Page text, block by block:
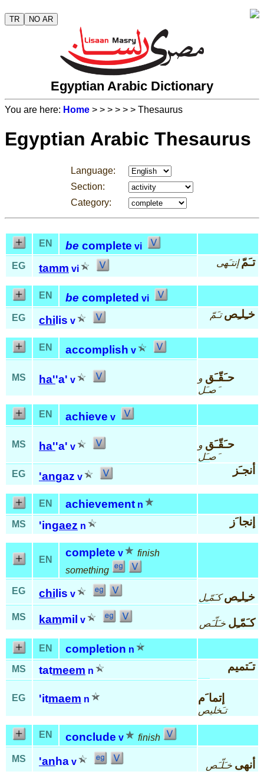
TR NO AR
Egyptian Arabic Dictionary
You are here: Home > > > > > > Thesaurus
Egyptian Arabic Thesaurus
Language:
Section:
Category:
EN be complete vi
EG
tamm vi
تـَمّ إنتـَهى
EN be completed vi
EG
chi lis v
خـِلـِص تـَمّ
EN accomplish v
MS ha''a' v حـَقّـَق و
َصـَل
EN achieve v
MS ha''a' v حـَقّـَق و
َصـَل
EG
'angaz v
أنجـَز
EN achievement n
MS
'ingaez n إنجا َز
EN
complete v
finish
something
EG chi lis v خـِلـِص كـَمّـِل
MS
kammil v كـَمّـِل خـَلّـَص
EN completion n
MS
tatmeem n تـَتميم
EG 'itmaem n إتما َم
تـَخليص
EN conclude v finish
MS 'anha v أنهى خـَلّـَص